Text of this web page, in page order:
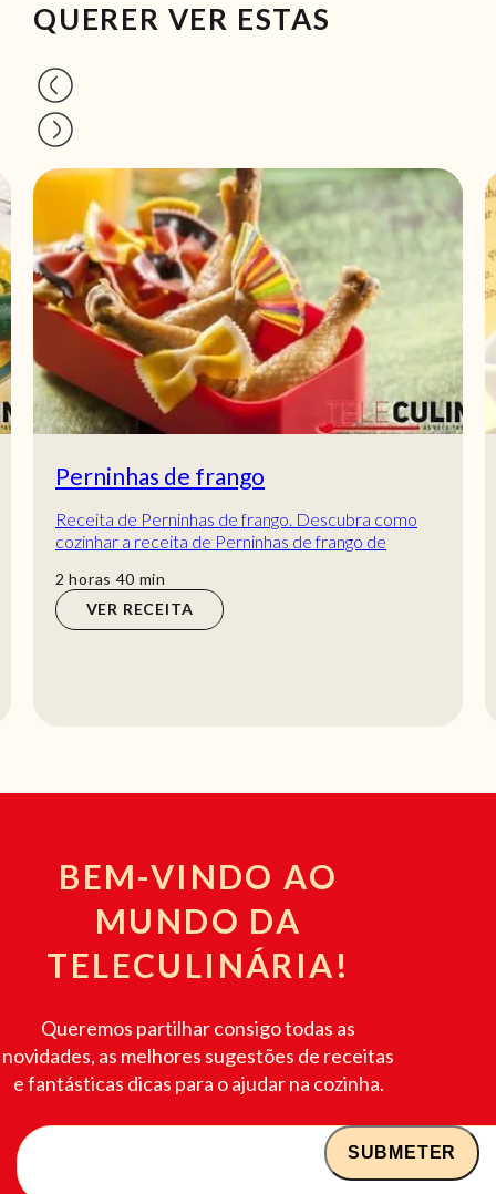
QUERER VER ESTAS
Bolinhas de carne
Receita de Bolinhas de carne. Descubra como
cozinhar a receita de Bolinhas de carne de maneira
1 hora
hora 40min
min
VER RECEITA
BEM-VINDO AO
MUNDO DA
TELECULINÁRIA!
Queremos partilhar consigo todas as
novidades, as melhores sugestões de receitas
e fantásticas dicas para o ajudar na cozinha.